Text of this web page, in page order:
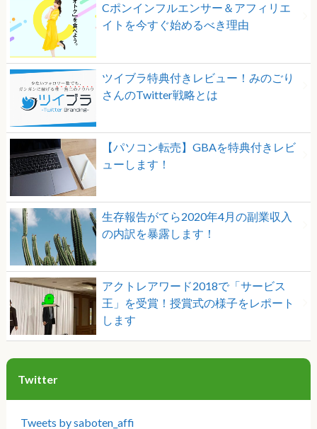
Cポンインフルエンサー＆アフィリエ
イトを今すぐ始めるべき理由
ツイブラ特典付きレビュー！みのごり
さんのTwitter戦略とは
【パソコン転売】GBAを特典付きレビ
ューします！
生存報告がてら2020年4月の副業収入
の内訳を暴露します！
アクトレアワード2018で「サービス
王」を受賞！授賞式の様子をレポート
します
Twitter
Tweets by saboten_affi